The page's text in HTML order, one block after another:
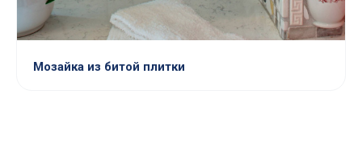
Мозайка из битой плитки